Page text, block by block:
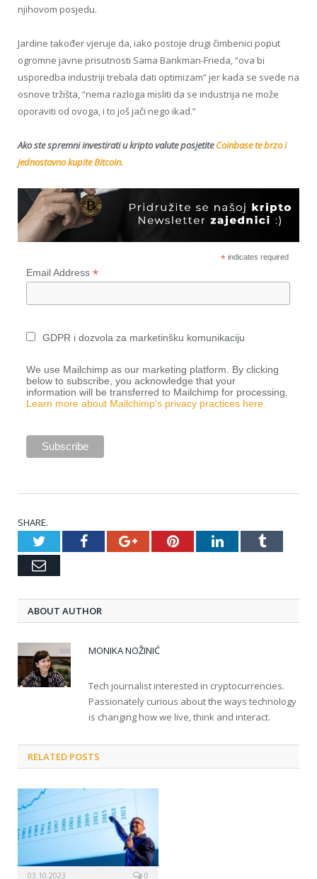
njihovom posjedu.
Jardine također vjeruje da, iako postoje drugi čimbenici poput
ogromne javne prisutnosti Sama Bankman-Frieda, “ova bi
usporedba industriji trebala dati optimizam” jer kada se svede na
osnove tržišta, “nema razloga misliti da se industrija ne može
oporaviti od ovoga, i to još jači nego ikad.”
Ako ste spremni investirati u kripto valute posjetiteCoinbase te brzo i
jednostavno kupite Bitcoin.
*indicates required
Email Address *
GDPR i dozvola za marketinšku komunikaciju
We use Mailchimp as our marketing platform. By clicking
below to subscribe, you acknowledge that your
information will be transferred to Mailchimp for processing.
Learn more about Mailchimp’s privacy practices here.
SHARE.
TwitterFacebookGoogle+PinterestLinkedInTumblr
Email
ABOUT AUTHOR
MONIKA NOŽINIĆ
Tech journalist interested in cryptocurrencies.
Passionately curious about the ways technology
is changing how we live, think and interact.
RELATED POSTS
03.10.2023 0